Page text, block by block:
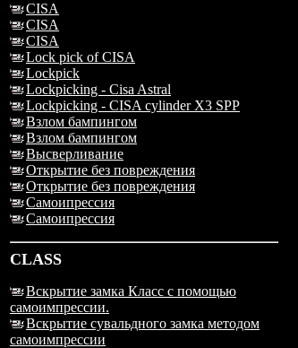
CISA
CISA
CISA
Lock pick of CISA
Lockpick
Lockpicking - Cisa Astral
Lockpicking - CISA cylinder X3 SPP
Взлом бампингом
Взлом бампингом
Высверливание
Открытие без повреждения
Открытие без повреждения
Самоипрессия
Самоипрессия
CLASS
Вскрытие замка Класс с помощью
самоимпрессии.
Вскрытие сувальдного замка методом
самоимпрессии